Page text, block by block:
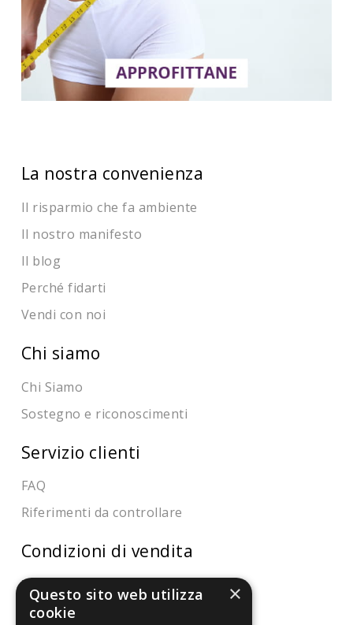
La nostra convenienza
Il risparmio che fa ambiente
Il nostro manifesto
Il blog
Perché fidarti
Vendi con noi
Chi siamo
Chi Siamo
Sostegno e riconoscimenti
Servizio clienti
FAQ
Riferimenti da controllare
Condizioni di vendita
Termini di vendita
Spedizione
×
Questo sito web utilizza
cookie